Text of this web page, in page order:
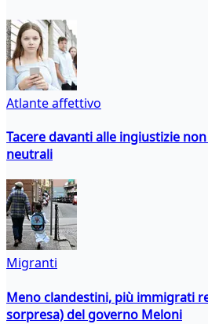
Atlante affettivo
Tacere davanti alle ingiustizie
neutrali
Migranti
Meno clandestini, più immigrati
sorpresa) del governo Meloni